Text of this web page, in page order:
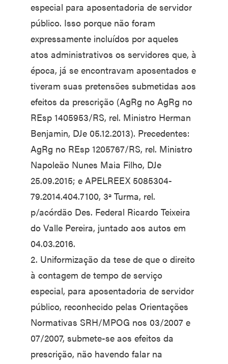
especial para aposentadoria de servidor
público. Isso porque não foram
expressamente incluídos por aqueles
atos administrativos os servidores que, à
época, já se encontravam aposentados e
tiveram suas pretensões submetidas aos
efeitos da prescrição (AgRg no AgRg no
REsp 1405953/RS, rel. Ministro Herman
Benjamin, DJe 05.12.2013). Precedentes:
AgRg no REsp 1205767/RS, rel. Ministro
Napoleão Nunes Maia Filho, DJe
25.09.2015; e APELREEX 5085304-
79.2014.404.7100, 3ª Turma, rel.
p/acórdão Des. Federal Ricardo Teixeira
do Valle Pereira, juntado aos autos em
04.03.2016.
2. Uniformização da tese de que o direito
à contagem de tempo de serviço
especial, para aposentadoria de servidor
público, reconhecido pelas Orientações
Normativas SRH/MPOG nos 03/2007 e
07/2007, submete-se aos efeitos da
prescrição, não havendo falar na